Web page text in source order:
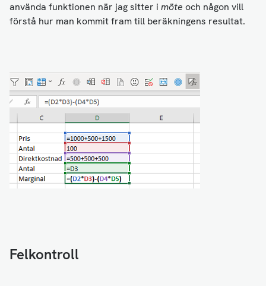
använda funktionen när jag sitter i möte och någon vill
förstå hur man kommit fram till beräkningens resultat.
Felkontroll